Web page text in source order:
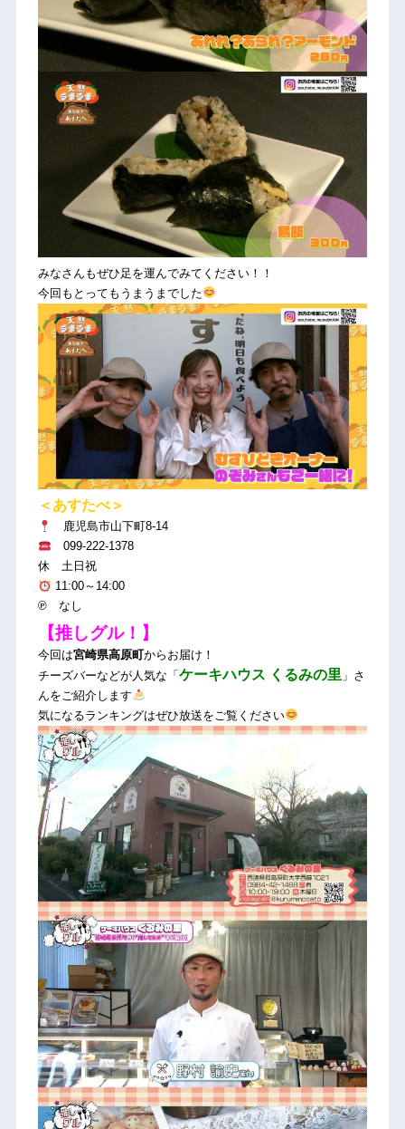
みなさんもぜひ足を運んでみてください！！
今回もとってもうまうまでした
＜あすたべ＞
鹿児島市山下町8-14
099-222-1378
休 土日祝
11:00～14:00
℗ なし
【推しグル！】
今回は宮崎県高原町からお届け！
チーズバーなどが人気な「ケーキハウス くるみの里 」さ
んをご紹介します
気になるランキングはぜひ放送をご覧ください